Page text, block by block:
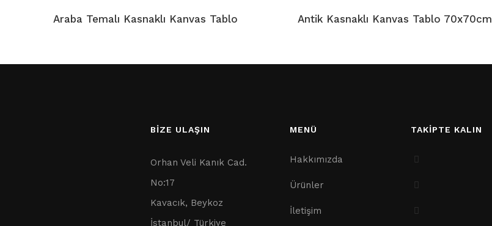
Araba Temalı Kasnaklı Kanvas Tablo Antik Kasnaklı Kanvas Tablo 70x70cm
BİZE ULAŞIN
Orhan Veli Kanık Cad.
No:17
Kavacık, Beykoz
İstanbul/ Türkiye
MENÜ
Hakkımızda
Ürünler
İletişim
TAKİPTE KALIN